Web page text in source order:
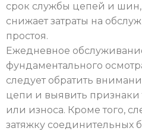
срок службы цепей и
снижает затраты на
простоя.
Ежедневное
фундаментального
следует обратить
цепи и выявить
или износа. Кроме того,
затяжку соединительных